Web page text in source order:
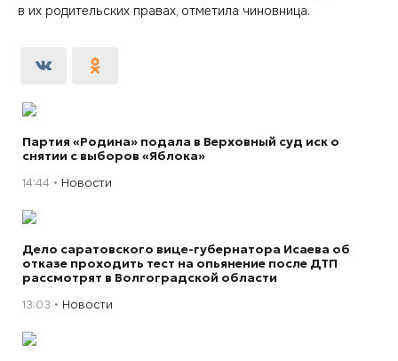
в их родительских правах, отметила чиновница.
Партия «Родина» подала в Верховный суд иск о
снятии с выборов «Яблока»
14:44 Новости
Дело саратовского вице-губернатора Исаева об
отказе проходить тест на опьянение после ДТП
рассмотрят в Волгоградской области
13:03 Новости